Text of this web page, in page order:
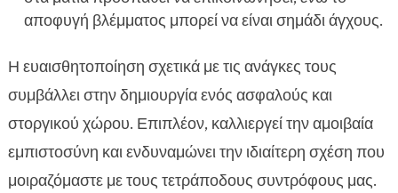
αποφυγή βλέμματος μπορεί να είναι σημάδι άγχους.
Η ευαισθητοποίηση σχετικά με τις ανάγκες τους
συμβάλλει στην δημιουργία ενός ασφαλούς και
στοργικού χώρου. Επιπλέον, καλλιεργεί την αμοιβαία
εμπιστοσύνη και ενδυναμώνει την ιδιαίτερη σχέση που
μοιραζόμαστε με τους τετράποδους συντρόφους μας.